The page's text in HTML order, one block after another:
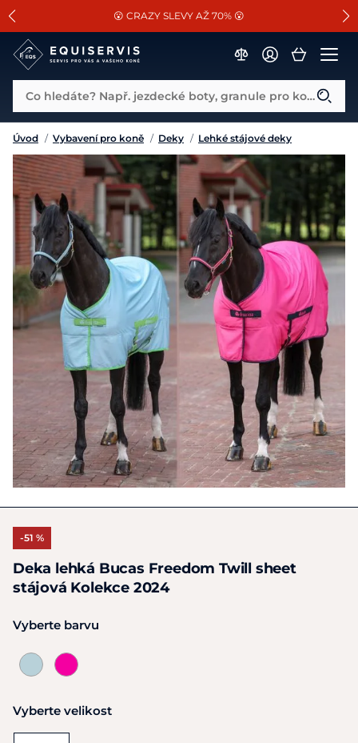
SLEVA 13% na vše od Cassini!
😮 CRAZY SLEVY AŽ 70% 😮
📐Pasování a doplňky k vybraným sedlům ZDARMA 🐴
Co hledáte? Např. jezdecké boty, granule pro koně...
Úvod / Vybavení pro koně / Deky / Lehké stájové deky
-51 %
Deka lehká Bucas Freedom Twill sheet
stájová Kolekce 2024
Vyberte barvu
Vyberte velikost